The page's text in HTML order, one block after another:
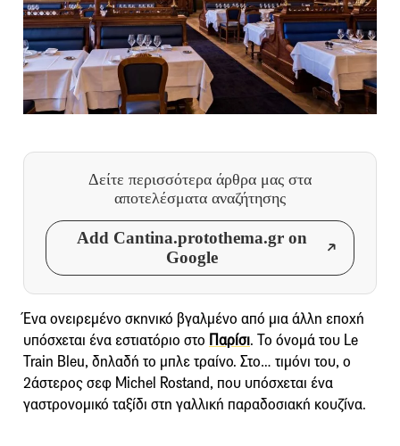
Δείτε περισσότερα άρθρα μας στα
αποτελέσματα αναζήτησης
Add Cantina.protothema.gr on
Google
Ένα ονειρεμένο σκηνικό βγαλμένο από μια άλλη εποχή
υπόσχεται ένα εστιατόριο στο Παρίσι. Το όνομά του Le
Train Bleu, δηλαδή το μπλε τραίνο. Στο… τιμόνι του, ο
2άστερος σεφ Michel Rostand, που υπόσχεται ένα
γαστρονομικό ταξίδι στη γαλλική παραδοσιακή κουζίνα.